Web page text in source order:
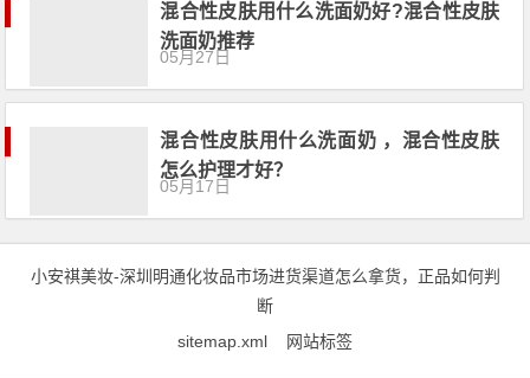
混合性皮肤用什么洗面奶好?混合性皮肤
洗面奶推荐
05月27日
混合性皮肤用什么洗面奶 ，混合性皮肤
怎么护理才好？
05月17日
小安祺美妆-深圳明通化妆品市场进货渠道怎么拿货，正品如何判
断
sitemap.xml
网站标签